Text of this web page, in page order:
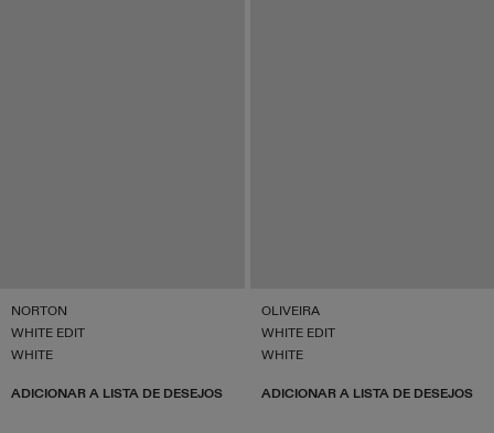
NORTON
WHITE EDIT
WHITE
ADICIONAR A LISTA DE DESEJOS
OLIVEIRA
WHITE EDIT
WHITE
ADICIONAR A LISTA DE DESEJOS